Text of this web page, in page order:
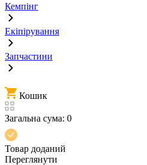
Кемпінг
Екіпірування
Запчастини
Кошик
Загальна сума: 0
Товар доданий
Переглянути